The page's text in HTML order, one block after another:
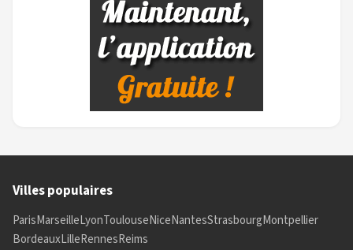
Villes populaires
ParisMarseilleLyonToulouseNiceNantesStrasbourgMontpellier
BordeauxLilleRennesReims